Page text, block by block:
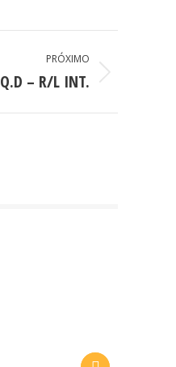
PRÓXIMO
Q.D – R/L INT.